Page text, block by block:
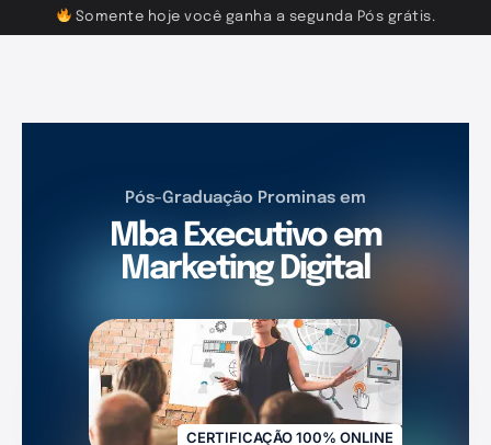
Somente hoje você ganha a segunda Pós grátis.
Pós-Graduação Prominas em
Mba Executivo em
Marketing Digital
CERTIFICAÇÃO 100% ONLINE